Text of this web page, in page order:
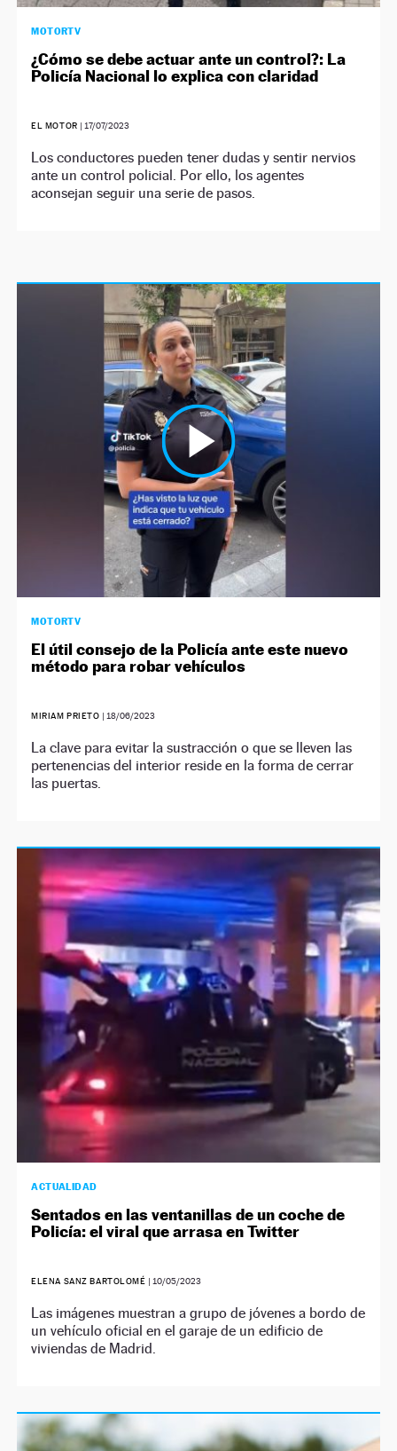
MOTORTV
¿Cómo se debe actuar ante un control?: La
Policía Nacional lo explica con claridad
EL MOTOR | 17/07/2023
Los conductores pueden tener dudas y sentir nervios
ante un control policial. Por ello, los agentes
aconsejan seguir una serie de pasos.
MOTORTV
El útil consejo de la Policía ante este nuevo
método para robar vehículos
MIRIAM PRIETO | 18/06/2023
La clave para evitar la sustracción o que se lleven las
pertenencias del interior reside en la forma de cerrar
las puertas.
ACTUALIDAD
Sentados en las ventanillas de un coche de
Policía: el viral que arrasa en Twitter
ELENA SANZ BARTOLOMÉ | 10/05/2023
Las imágenes muestran a grupo de jóvenes a bordo de
un vehículo oficial en el garaje de un edificio de
viviendas de Madrid.